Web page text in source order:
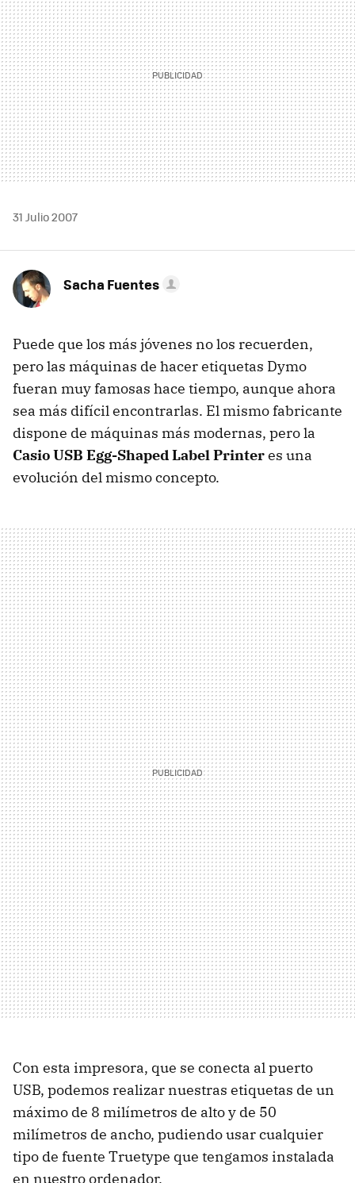
31 Julio 2007
Sacha Fuentes
Puede que los más jóvenes no los recuerden,
pero las máquinas de hacer etiquetas Dymo
fueran muy famosas hace tiempo, aunque ahora
sea más difícil encontrarlas. El mismo fabricante
dispone de máquinas más modernas, pero la
Casio USB Egg-Shaped Label Printeres una
evolución del mismo concepto.
Con esta impresora, que se conecta al puerto
USB, podemos realizar nuestras etiquetas de un
máximo de 8 milímetros de alto y de 50
milímetros de ancho, pudiendo usar cualquier
tipo de fuente Truetype que tengamos instalada
en nuestro ordenador.